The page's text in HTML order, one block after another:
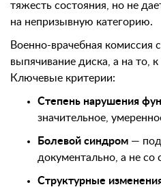
тяжесть состояния, но не
на непризывную категорию.
Военно-врачебная комиссия
выпячивание диска, а на то,
Ключевые критерии:
Степень нарушения
значительное,
Болевой синдром —
документально, а не со
Структурные